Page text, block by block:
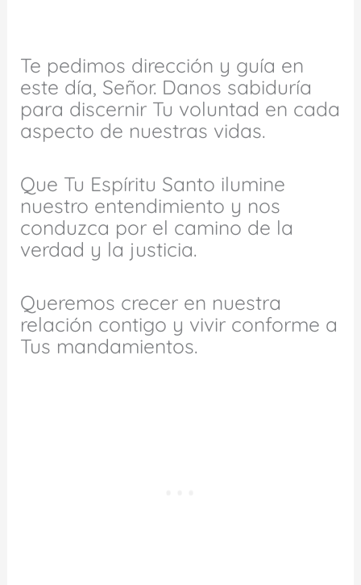
Te pedimos dirección y guía en
este día, Señor. Danos sabiduría
para discernir Tu voluntad en cada
aspecto de nuestras vidas.
Que Tu Espíritu Santo ilumine
nuestro entendimiento y nos
conduzca por el camino de la
verdad y la justicia.
Queremos crecer en nuestra
relación contigo y vivir conforme a
Tus mandamientos.